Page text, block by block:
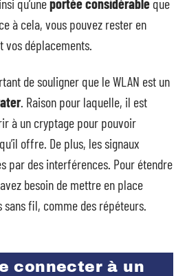
qu’uneportée considérable que
à cela, vous pouvez rester en
vos déplacements.
de souligner que le WLAN est un
. Raison pour laquelle, il est
à un cryptage pour pouvoir
offre. De plus, les signaux
par des interférences. Pour étendre
besoin de mettre en place
fil, comme des répéteurs.
connecter à un